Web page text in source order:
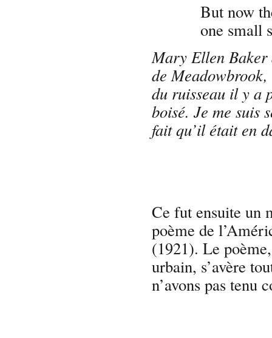
But now
one small
Mary Ellen Baker
de Meadowbrook,
du ruisseau il y a
boisé. Je me suis
fait qu’il était en
Ce fut ensuite un
poème de
(1921). Le
urbain, s’avère
n’avons pas tenu